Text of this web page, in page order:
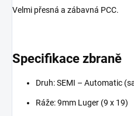
Velmi přesná a zábavná PCC.
Specifikace zbraně
Druh: SEMI – Automatic
Ráže: 9mm Luger (9 x 19)